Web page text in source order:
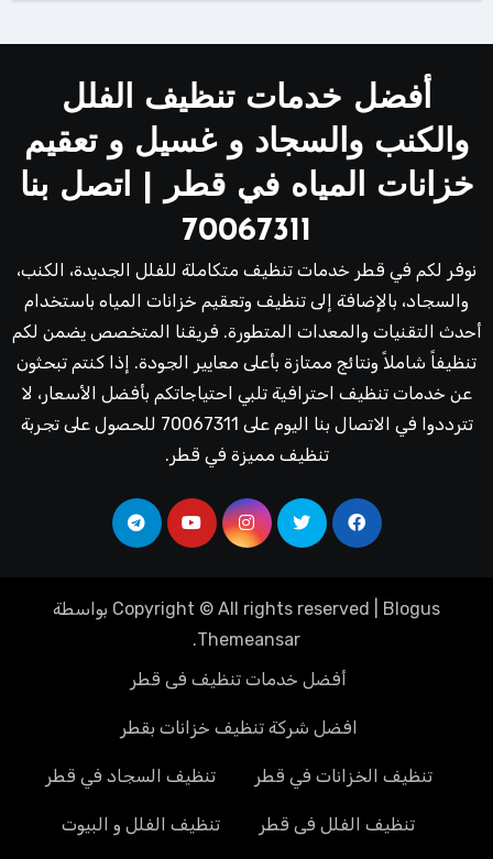
أفضل خدمات تنظيف الفلل
والكنب والسجاد و غسيل و تعقيم
خزانات المياه في قطر | اتصل بنا
70067311
نوفر لكم في قطر خدمات تنظيف متكاملة للفلل الجديدة، الكنب،
والسجاد، بالإضافة إلى تنظيف وتعقيم خزانات المياه باستخدام
أحدث التقنيات والمعدات المتطورة. فريقنا المتخصص يضمن لكم
تنظيفاً شاملاً ونتائج ممتازة بأعلى معايير الجودة. إذا كنتم تبحثون
عن خدمات تنظيف احترافية تلبي احتياجاتكم بأفضل الأسعار، لا
تترددوا في الاتصال بنا اليوم على 70067311 للحصول على تجربة
تنظيف مميزة في قطر.
Copyright © All rights reserved Blogus
بواسطة
Themeansar
.
أفضل خدمات تنظيف فى قطر
افضل شركة تنظيف خزانات بقطر
تنظيف الخزانات في قطر تنظيف السجاد في قطر
تنظيف الفلل فى قطر تنظيف الفلل و البيوت